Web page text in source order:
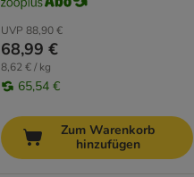
UVP 88,90 €
68,99 €
8,62 € / kg
65,54 €
Zum Warenkorb
hinzufügen